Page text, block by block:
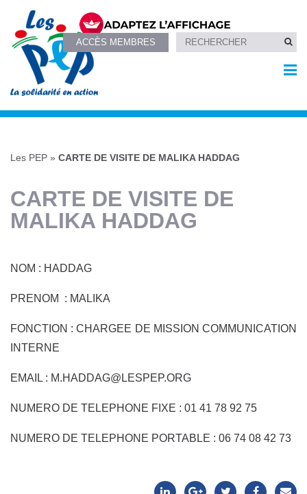
ACCÈS MEMBRES
Les PEP » CARTE DE VISITE DE MALIKA HADDAG
CARTE DE VISITE DE
MALIKA HADDAG
NOM : HADDAG
PRENOM : MALIKA
FONCTION : CHARGEE DE MISSION COMMUNICATION
INTERNE
EMAIL : M.HADDAG@LESPEP.ORG
NUMERO DE TELEPHONE FIXE : 01 41 78 92 75
NUMERO DE TELEPHONE PORTABLE : 06 74 08 42 73